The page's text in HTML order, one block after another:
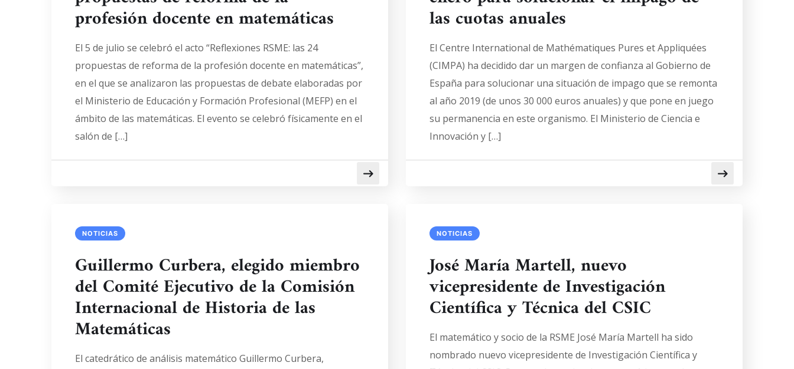
profesión docente en matemáticas
El 5 de julio se celebró el acto “Reflexiones RSME: las 24
propuestas de reforma de la profesión docente en matemáticas”,
en el que se analizaron las propuestas de debate elaboradas por
el Ministerio de Educación y Formación Profesional (MEFP) en el
ámbito de las matemáticas. El evento se celebró físicamente en el
salón de […]
las cuotas anuales
El Centre International de Mathématiques Pures et Appliquées
(CIMPA) ha decidido dar un margen de confianza al Gobierno de
España para solucionar una situación de impago que se remonta
al año 2019 (de unos 30 000 euros anuales) y que pone en juego
su permanencia en este organismo. El Ministerio de Ciencia e
Innovación y […]
NOTICIAS
Guillermo Curbera, elegido miembro
del Comité Ejecutivo de la Comisión
Internacional de Historia de las
Matemáticas
El catedrático de análisis matemático Guillermo Curbera,
NOTICIAS
José María Martell, nuevo
vicepresidente de Investigación
Científica y Técnica del CSIC
El matemático y socio de la RSME José María Martell ha sido
nombrado nuevo vicepresidente de Investigación Científica y